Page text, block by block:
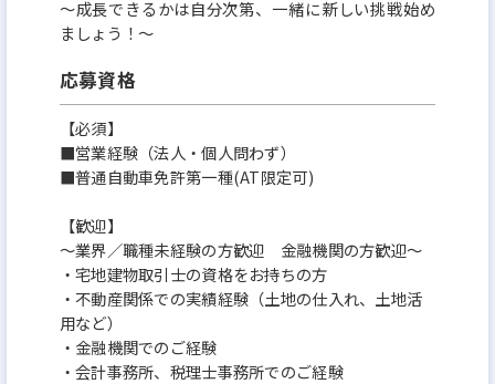
〜成長できるかは自分次第、一緒に新しい挑戦始め
ましょう！〜
応募資格
【必須】
■営業経験（法人・個人問わず）
■普通自動車免許第一種(AT限定可)
【歓迎】
〜業界／職種未経験の方歓迎 金融機関の方歓迎～
・宅地建物取引士の資格をお持ちの方
・不動産関係での実績経験（土地の仕入れ、土地活
用など）
・金融機関でのご経験
・会計事務所、税理士事務所でのご経験